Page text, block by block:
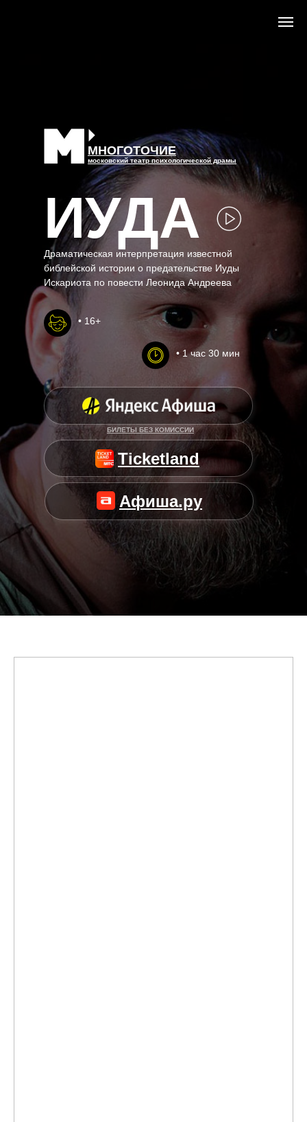
ИУДА
БИЛЕТЫ БЕЗ КОМИССИИ
Ticketland
Афиша.ру
• 16+
московский театр психологической драмы
МНОГОТОЧИЕ
• 1 час 30 мин
Драматическая интерпретация известной
библейской истории о предательстве Иуды
Искариота по повести Леонида Андреева